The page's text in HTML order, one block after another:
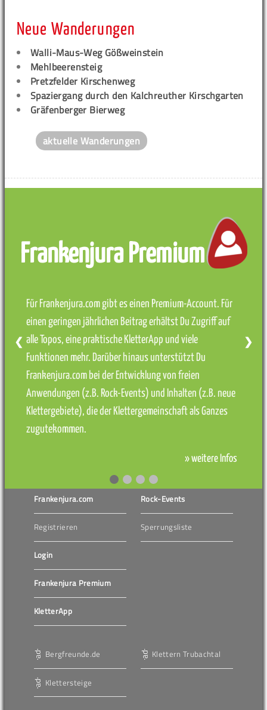
Neue Wanderungen
Walli-Maus-Weg Gößweinstein
Mehlbeerensteig
Pretzfelder Kirschenweg
Spaziergang durch den Kalchreuther Kirschgarten
Gräfenberger Bierweg
aktuelle Wanderungen
Frankenjura Premium
Für Frankenjura.com gibt es einen Premium-Account. Für
einen geringen jährlichen Beitrag erhältst Du Zugriff auf
alle Topos, eine praktische KletterApp und viele
Funktionen mehr. Darüber hinaus unterstützt Du
Frankenjura.com bei der Entwicklung von freien
Anwendungen (z.B. Rock-Events) und Inhalten (z.B. neue
Klettergebiete), die der Klettergemeinschaft als Ganzes
zugutekommen.
» weitere Infos
❮ ❯
Frankenjura.com
Registrieren
Login
Frankenjura Premium
KletterApp
Rock-Events
Sperrungsliste
Bergfreunde.de
Klettersteige
Klettern Trubachtal